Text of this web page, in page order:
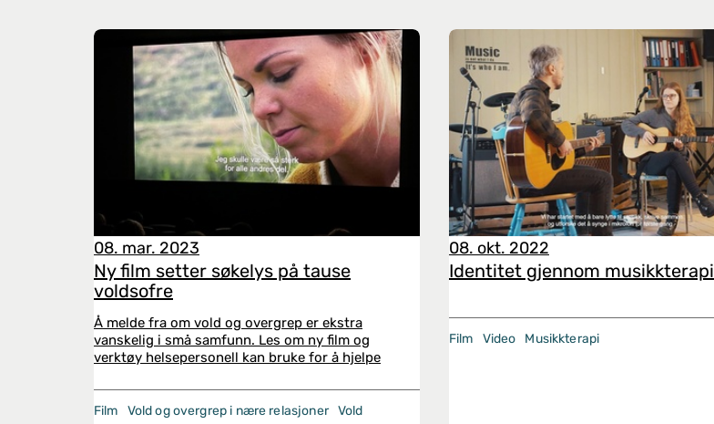
08. mar. 2023
Ny film setter søkelys på tause
voldsofre
Å melde fra om vold og overgrep er ekstra
vanskelig i små samfunn. Les om ny film og
verktøy helsepersonell kan bruke for å hjelpe
Film Vold og overgrep i nære relasjoner Vold
08. okt. 2022
Identitet gjennom musikkterapi
Film Video Musikkterapi